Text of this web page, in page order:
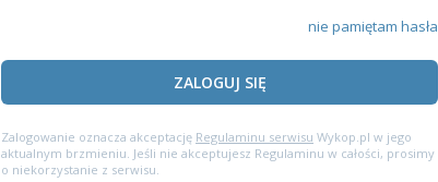
nie pamiętam hasła
ZALOGUJ SIĘ
Zalogowanie oznacza akceptację Regulaminu serwisu Wykop.pl w jego
aktualnym brzmieniu. Jeśli nie akceptujesz Regulaminu w całości, prosimy
o niekorzystanie z serwisu.